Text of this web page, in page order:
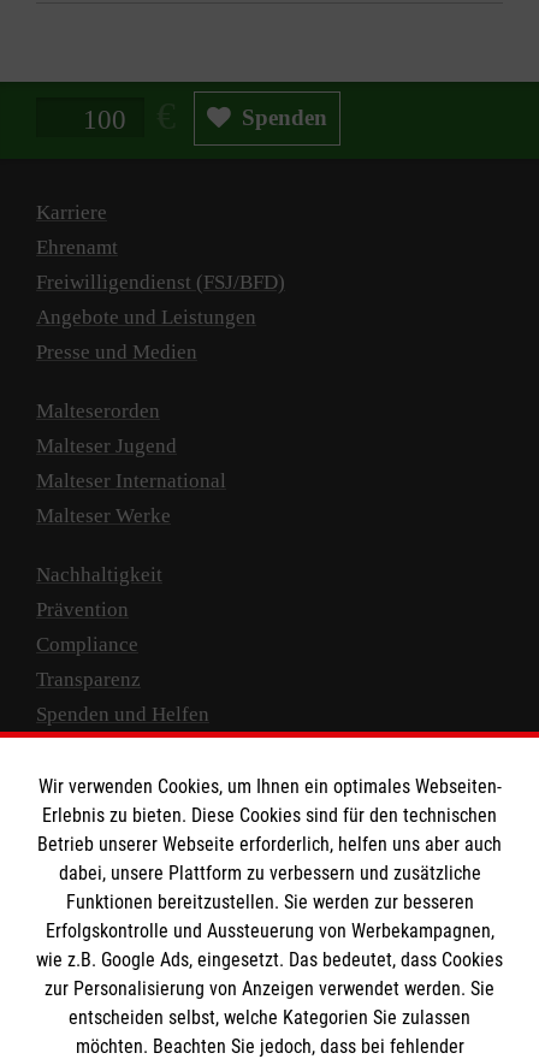
Spendenbetrag in Euro Spenden
Karriere
Ehrenamt
Freiwilligendienst (FSJ/BFD)
Angebote und Leistungen
Presse und Medien
Malteserorden
Malteser Jugend
Malteser International
Malteser Werke
Nachhaltigkeit
Prävention
Compliance
Transparenz
Spenden und Helfen
Empfänger: Malteser Hilfsdienst e.V.
IBAN: DE10 3706 0120 1201 2000 12
BIC: GENODED 1PA7
Wir verwenden Cookies, um Ihnen ein optimales Webseiten-
Erlebnis zu bieten. Diese Cookies sind für den technischen
Betrieb unserer Webseite erforderlich, helfen uns aber auch
dabei, unsere Plattform zu verbessern und zusätzliche
Funktionen bereitzustellen. Sie werden zur besseren
Erfolgskontrolle und Aussteuerung von Werbekampagnen,
wie z.B. Google Ads, eingesetzt. Das bedeutet, dass Cookies
zur Personalisierung von Anzeigen verwendet werden. Sie
entscheiden selbst, welche Kategorien Sie zulassen
möchten. Beachten Sie jedoch, dass bei fehlender